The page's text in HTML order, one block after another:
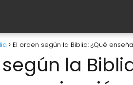
El orden según la Biblia: ¿Qué
la